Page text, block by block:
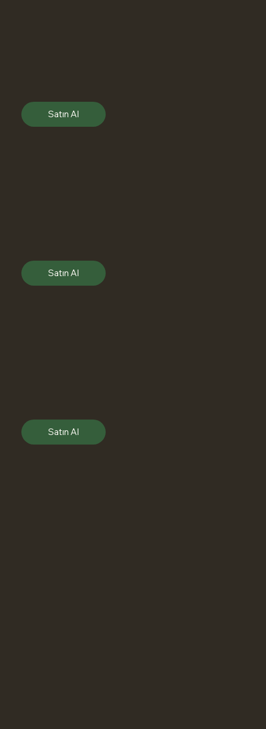
Satın Al
Satın Al
Satın Al